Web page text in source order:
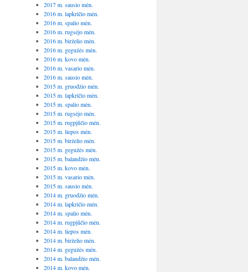
2017 m. sausio mėn.
2016 m. lapkričio mėn.
2016 m. spalio mėn.
2016 m. rugsėjo mėn.
2016 m. birželio mėn.
2016 m. gegužės mėn.
2016 m. kovo mėn.
2016 m. vasario mėn.
2016 m. sausio mėn.
2015 m. gruodžio mėn.
2015 m. lapkričio mėn.
2015 m. spalio mėn.
2015 m. rugsėjo mėn.
2015 m. rugpjūčio mėn.
2015 m. liepos mėn.
2015 m. birželio mėn.
2015 m. gegužės mėn.
2015 m. balandžio mėn.
2015 m. kovo mėn.
2015 m. vasario mėn.
2015 m. sausio mėn.
2014 m. gruodžio mėn.
2014 m. lapkričio mėn.
2014 m. spalio mėn.
2014 m. rugpjūčio mėn.
2014 m. liepos mėn.
2014 m. birželio mėn.
2014 m. gegužės mėn.
2014 m. balandžio mėn.
2014 m. kovo mėn.